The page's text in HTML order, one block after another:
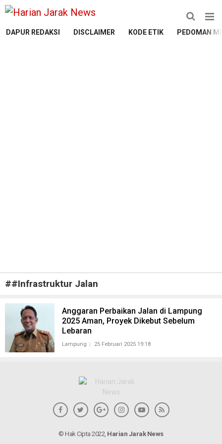
DAPUR REDAKSI DISCLAIMER KODE ETIK PEDOMAN
##Infrastruktur Jalan
Anggaran Perbaikan Jalan di Lampung
2025 Aman, Proyek Dikebut Sebelum
Lebaran
Lampung 25 Februari 2025 19:18
© Hak Cipta 2022, Harian Jarak News